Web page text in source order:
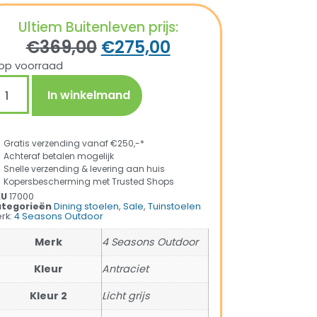
Ultiem Buitenleven prijs:
€369,00 €275,00
voorraad
In winkelmand
Gratis verzending vanaf €250,-*
Achteraf betalen mogelijk
Snelle verzending & levering aan huis
Kopersbescherming met Trusted Shops
17000
Dining stoelen, Sale, Tuinstoelen
4 Seasons Outdoor
Merk
4 Seasons Outdoor
Kleur
Antraciet
Kleur 2
Licht grijs